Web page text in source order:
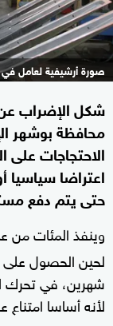
صورة أرشيفية لعامل في
شكل الإضراب عن
محافظة بوشهر
الاحتجاجات على
اعتراضا
حتى يتم دفع
وينفذ المئات من
لحين الحصول على
شهرين، في تحرك
لأنه أساسا امتناع